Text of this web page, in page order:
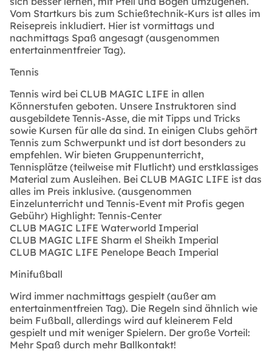
Vom Startkurs bis zum Schießtechnik-Kurs ist alles im
Reisepreis inkludiert. Hier ist vormittags und
nachmittags Spaß angesagt (ausgenommen
entertainmentfreier Tag).
Tennis
Tennis wird bei CLUB MAGIC LIFE in allen
Könnerstufen geboten. Unsere Instruktoren sind
ausgebildete Tennis-Asse, die mit Tipps und Tricks
sowie Kursen für alle da sind. In einigen Clubs gehört
Tennis zum Schwerpunkt und ist dort besonders zu
empfehlen. Wir bieten Gruppenunterricht,
Tennisplätze (teilweise mit Flutlicht) und erstklassiges
Material zum Ausleihen. Bei CLUB MAGIC LIFE ist das
alles im Preis inklusive. (ausgenommen
Einzelunterricht und Tennis-Event mit Profis gegen
Gebühr) Highlight: Tennis-Center
CLUB MAGIC LIFE Waterworld Imperial
CLUB MAGIC LIFE Sharm el Sheikh Imperial
CLUB MAGIC LIFE Penelope Beach Imperial
Minifußball
Wird immer nachmittags gespielt (außer am
entertainmentfreien Tag). Die Regeln sind ähnlich wie
beim Fußball, allerdings wird auf kleinerem Feld
gespielt und mit weniger Spielern. Der große Vorteil:
Mehr Spaß durch mehr Ballkontakt!